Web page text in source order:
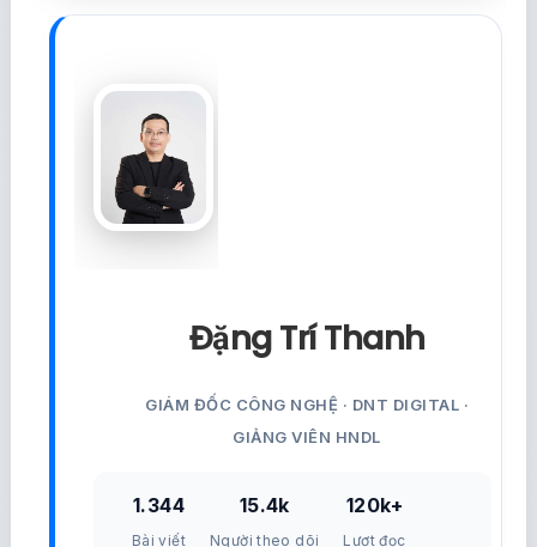
Đặng Trí Thanh
GIÁM ĐỐC CÔNG NGHỆ · DNT DIGITAL ·
GIẢNG VIÊN HNDL
1.344
Bài viết
15.4k
Người theo dõi
120k+
Lượt đọc